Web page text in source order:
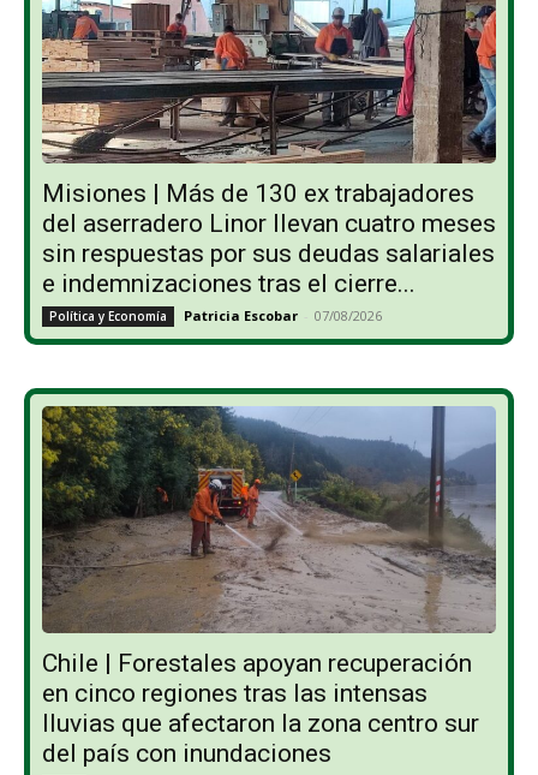
Misiones | Más de 130 ex trabajadores
del aserradero Linor llevan cuatro meses
sin respuestas por sus deudas salariales
e indemnizaciones tras el cierre...
Política y Economía Patricia Escobar - 07/08/2026
Chile | Forestales apoyan recuperación
en cinco regiones tras las intensas
lluvias que afectaron la zona centro sur
del país con inundaciones